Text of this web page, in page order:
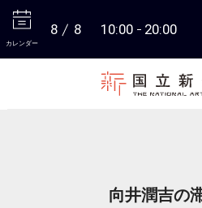
カレンダー
8 8 10:00 20:00
向井潤吉の